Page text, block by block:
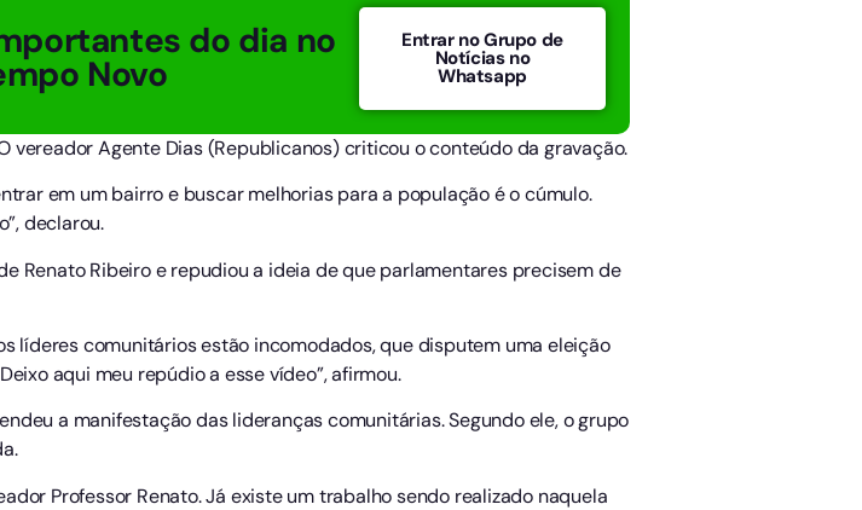
do dia no
Novo
Entrar no Grupo de
Notícias no
Whatsapp
Agente Dias (Republicanos) criticou o conteúdo da gravação.
em um bairro e buscar melhorias para a população é o cúmulo.
declarou.
Renato Ribeiro e repudiou a ideia de que parlamentares precisem de
líderes comunitários estão incomodados, que disputem uma eleição
aqui meu repúdio a esse vídeo”, afirmou.
a manifestação das lideranças comunitárias. Segundo ele, o grupo
Professor Renato. Já existe um trabalho sendo realizado naquela